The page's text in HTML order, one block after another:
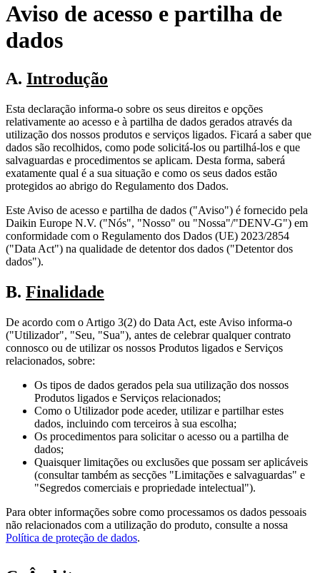
Aviso de acesso e partilha de
dados
A. Introdução
Esta declaração informa-o sobre os seus direitos e opções
relativamente ao acesso e à partilha de dados gerados através da
utilização dos nossos produtos e serviços ligados. Ficará a saber que
dados são recolhidos, como pode solicitá-los ou partilhá-los e que
salvaguardas e procedimentos se aplicam. Desta forma, saberá
exatamente qual é a sua situação e como os seus dados estão
protegidos ao abrigo do Regulamento dos Dados.
Este Aviso de acesso e partilha de dados ("Aviso") é fornecido pela
Daikin Europe N.V. ("Nós", "Nosso" ou "Nossa"/"DENV-G") em
conformidade com o Regulamento dos Dados (UE) 2023/2854
("Data Act") na qualidade de detentor dos dados ("Detentor dos
dados").
B. Finalidade
De acordo com o Artigo 3(2) do Data Act, este Aviso informa-o
("Utilizador", "Seu, "Sua"), antes de celebrar qualquer contrato
connosco ou de utilizar os nossos Produtos ligados e Serviços
relacionados, sobre:
Os tipos de dados gerados pela sua utilização dos nossos
Produtos ligados e Serviços relacionados;
Como o Utilizador pode aceder, utilizar e partilhar estes
dados, incluindo com terceiros à sua escolha;
Os procedimentos para solicitar o acesso ou a partilha de
dados;
Quaisquer limitações ou exclusões que possam ser aplicáveis
(consultar também as secções "Limitações e salvaguardas" e
"Segredos comerciais e propriedade intelectual").
Para obter informações sobre como processamos os dados pessoais
não relacionados com a utilização do produto, consulte a nossa
Política de proteção de dados.